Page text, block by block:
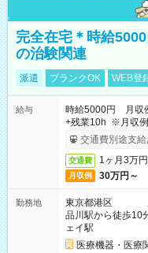
完全在宅＊時給
の治験関連
派遣 ブランクOK WEB登
給与
時給5000円 月収
+残業10h ※月収
取りサービス利用
交通費別途支給
交通費 1ヶ月3万
月収例 30万円～
勤務地
東京都港区
品川駅から徒歩10
ェイ駅
医療機器・医療